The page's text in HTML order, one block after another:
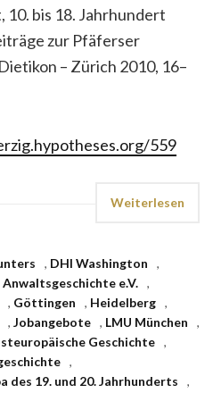
10. bis 18. Jahrhundert
zur Pfäferser
– Zürich 2010, 16–
559
Weiterlesen
, DHI Washington
,
Anwaltsgeschichte e.V. ,
, Göttingen , Heidelberg
,
, Jobangebote , LMU München
,
Geschichte
,
,
des 19. und 20. Jahrhunderts
,